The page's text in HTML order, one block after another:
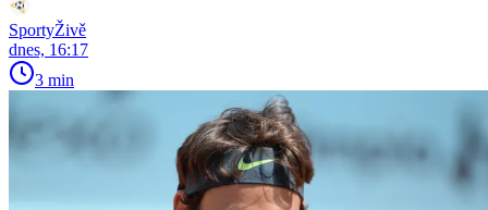
SportyŽivě
dnes, 16:17
3 min